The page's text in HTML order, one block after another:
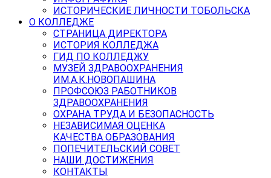
ИСТОРИЧЕСКИЕ ЛИЧНОСТИ ТОБОЛЬСКА
О КОЛЛЕДЖЕ
СТРАНИЦА ДИРЕКТОРА
ИСТОРИЯ КОЛЛЕДЖА
ГИД ПО КОЛЛЕДЖУ
МУЗЕЙ ЗДРАВООХРАНЕНИЯ
ИМ.А.К.НОВОПАШИНА
ПРОФСОЮЗ РАБОТНИКОВ
ЗДРАВООХРАНЕНИЯ
ОХРАНА ТРУДА И БЕЗОПАСНОСТЬ
НЕЗАВИСИМАЯ ОЦЕНКА
КАЧЕСТВА ОБРАЗОВАНИЯ
ПОПЕЧИТЕЛЬСКИЙ СОВЕТ
НАШИ ДОСТИЖЕНИЯ
КОНТАКТЫ